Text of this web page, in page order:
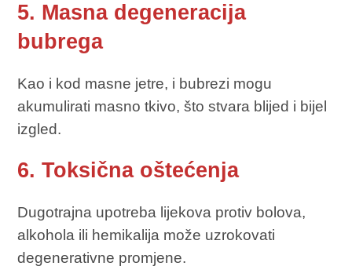
5. Masna degeneracija
bubrega
Kao i kod masne jetre, i bubrezi mogu
akumulirati masno tkivo, što stvara blijed i bijel
izgled.
6. Toksična oštećenja
Dugotrajna upotreba lijekova protiv bolova,
alkohola ili hemikalija može uzrokovati
degenerativne promjene.